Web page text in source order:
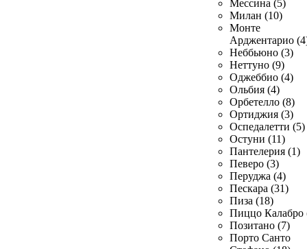
Мессина (5)
Милан (10)
Монте
Арджентарио
Неббьюно (3)
Неттуно (9)
Оджеббио (4)
Ольбия (4)
Орбетелло (8)
Ортиджия (3)
Оспедалетти (5)
Остуни (11)
Пантелерия (1)
Певеро (3)
Перуджа (4)
Пескара (31)
Пиза (18)
Пиццо Калабро
Позитано (7)
Порто Санто